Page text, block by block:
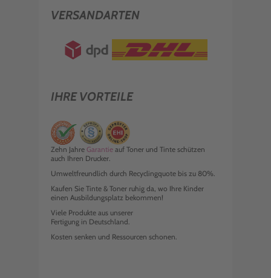
VERSANDARTEN
IHRE VORTEILE
Zehn Jahre Garantie auf Toner und Tinte schützen
auch Ihren Drucker.
Umweltfreundlich durch Recyclingquote bis zu 80%.
Kaufen Sie Tinte & Toner ruhig da, wo Ihre Kinder
einen Ausbildungsplatz bekommen!
Viele Produkte aus unserer
Fertigung in Deutschland.
Kosten senken und Ressourcen schonen.